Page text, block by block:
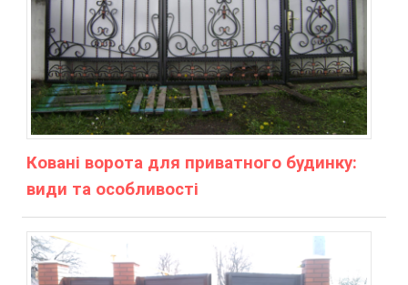
Ковані ворота для приватного будинку:
види та особливості